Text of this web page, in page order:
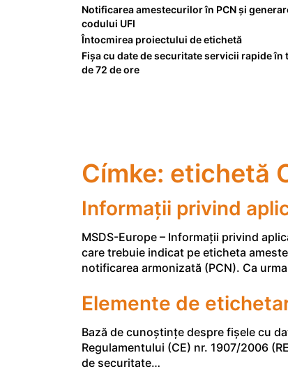
Notificarea amestecurilor în PCN și
codului UFI
Întocmirea proiectului de etichetă
Fișa cu date de securitate servicii rapide în
de 72 de ore
Címke: etichetă
Informații privind
MSDS-Europe – Informații privind
care trebuie indicat pe eticheta
notificarea armonizată (PCN). Ca
Elemente de
Bază de cunoștințe despre fișele cu
Regulamentului (CE) nr. 1907/2006
de securitate…